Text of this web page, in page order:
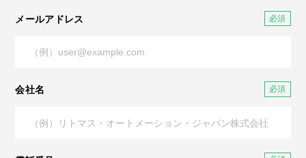
メールアドレス
会社名